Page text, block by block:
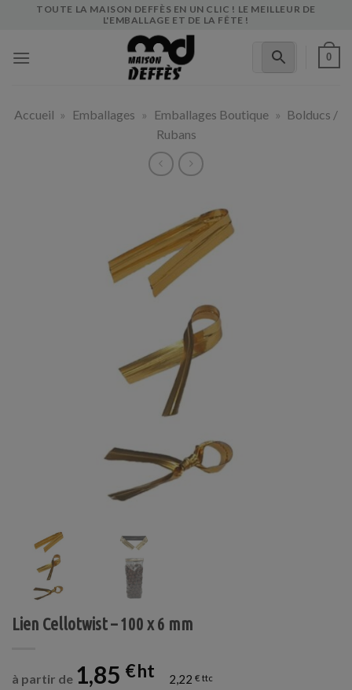
TOUTE LA MAISON DEFFÈS EN UN CLIC ! LE MEILLEUR DE
L'EMBALLAGE ET DE LA FÊTE !
0
Accueil » Emballages » Emballages Boutique » Bolducs /
Rubans
Lien Cellotwist – 100 x 6 mm
à partir de 1,85 € 2,22 €